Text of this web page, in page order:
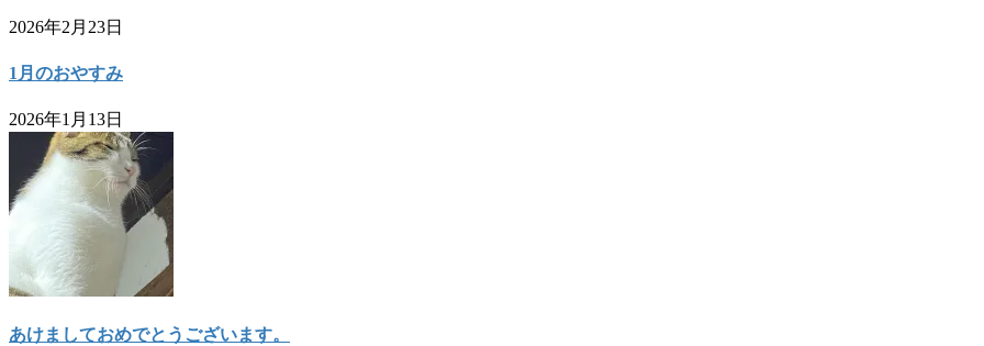
2026年2月23日
1月のおやすみ
2026年1月13日
あけましておめでとうございます。